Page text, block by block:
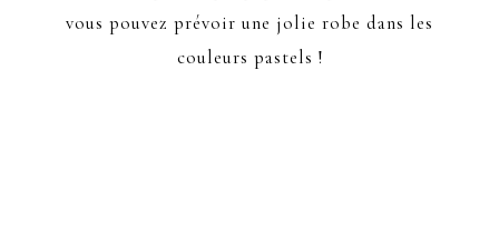
vous pouvez prévoir une jolie robe dans les
couleurs pastels !